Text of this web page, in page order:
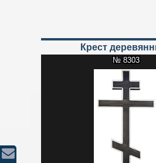
Крест
№ 8303